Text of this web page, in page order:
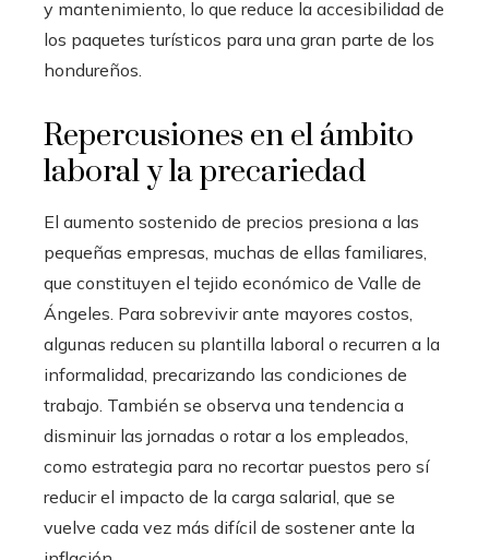
y mantenimiento, lo que reduce la accesibilidad de
los paquetes turísticos para una gran parte de los
hondureños.
Repercusiones en el ámbito
laboral y la precariedad
El aumento sostenido de precios presiona a las
pequeñas empresas, muchas de ellas familiares,
que constituyen el tejido económico de Valle de
Ángeles. Para sobrevivir ante mayores costos,
algunas reducen su plantilla laboral o recurren a la
informalidad, precarizando las condiciones de
trabajo. También se observa una tendencia a
disminuir las jornadas o rotar a los empleados,
como estrategia para no recortar puestos pero sí
reducir el impacto de la carga salarial, que se
vuelve cada vez más difícil de sostener ante la